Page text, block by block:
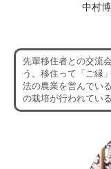
中村
先輩移住者との交流
う。移住って「ご縁
法の農業を営んでい
の栽培が行われてい